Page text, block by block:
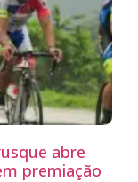
abre
premiação